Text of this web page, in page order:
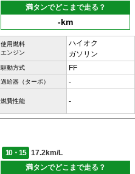
満タンでどこまで走る？
-km
使用燃料
エンジン
ハイオク
ガソリン
駆動方式 FF
過給器（ターボ） -
燃費性能 -
10・15
17.2km/L
満タンでどこまで走る？